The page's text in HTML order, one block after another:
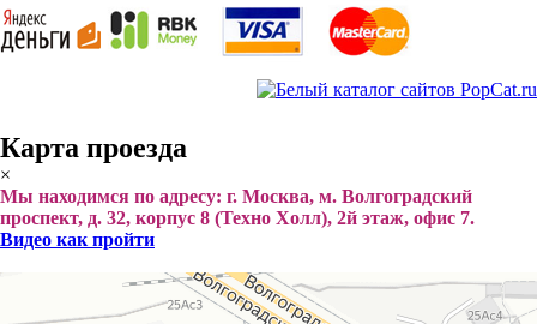
Карта проезда
×
Мы находимся по адресу: г. Москва, м. Волгоградский
проспект, д. 32, корпус 8 (Техно Холл), 2й этаж, офис 7.
Видео как пройти